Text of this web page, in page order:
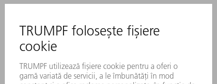
SERVICII ONLINE
CONTACT
LOCAȚII
EVENIMENTE ȘI TERMENE
ABONARE LA NEWSLETTER
FIȘE TEHNICE DE SECURITATE